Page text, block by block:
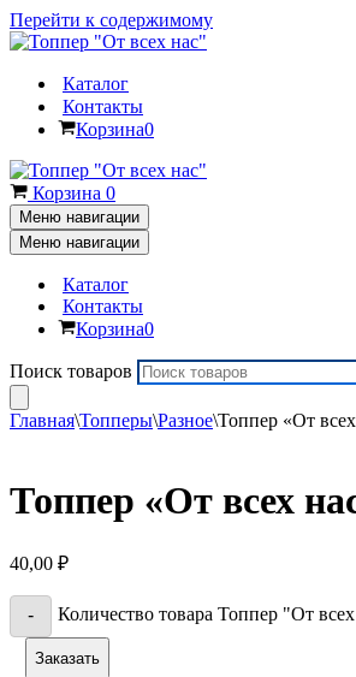
Перейти к содержимому
Каталог
Контакты
Корзина0
Корзина 0
Меню навигации
Меню навигации
Каталог
Контакты
Корзина0
Поиск товаров
Главная\Топперы\Разное\Топпер «От
Топпер «От всех
40,00 ₽
- Количество товара Топпер "От
Заказать